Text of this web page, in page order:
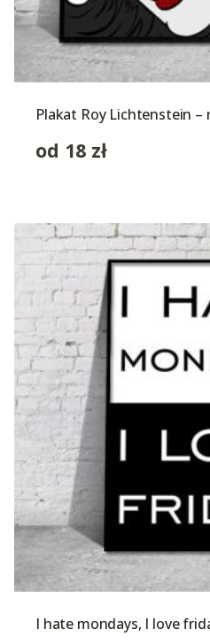
Plakat Roy Lichtenstein –
od 18 zł
I hate mondays, I love